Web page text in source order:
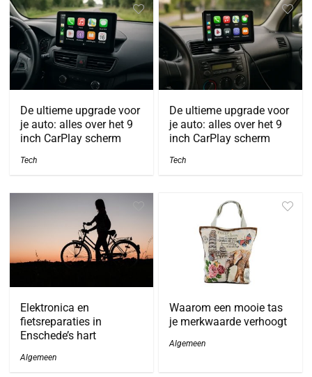
De ultieme upgrade voor
je auto: alles over het 9
inch CarPlay scherm
Tech
De ultieme upgrade voor
je auto: alles over het 9
inch CarPlay scherm
Tech
Elektronica en
fietsreparaties in
Enschede’s hart
Algemeen
Waarom een mooie tas
je merkwaarde verhoogt
Algemeen